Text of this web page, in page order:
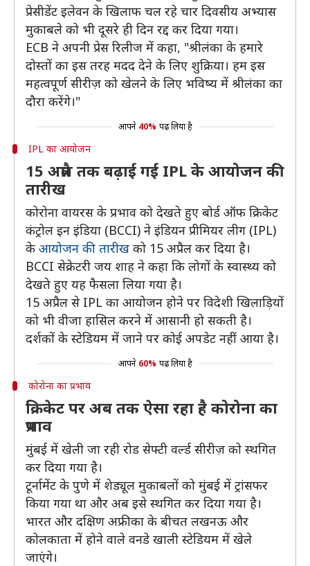
प्रेसीडेंट इलेवन के खिलाफ चल रहे चार दिवसीय अभ्यास
मुकाबले को भी दूसरे ही दिन रद्द कर दिया गया।
ECB ने अपनी प्रेस रिलीज में कहा, "श्रीलंका के हमारे
दोस्तों का इस तरह मदद देने के लिए शुक्रिया। हम इस
महत्वपूर्ण सीरीज़ को खेलने के लिए भविष्य में श्रीलंका का
दौरा करेंगे।"
आपने 40% पढ़ लिया है
IPL का आयोजन
15 अप्रैल तक बढ़ाई गई IPL के आयोजन की
तारीख
कोरोना वायरस के प्रभाव को देखते हुए बोर्ड ऑफ क्रिकेट
कंट्रोल इन इंडिया (BCCI) ने इंडियन प्रीमियर लीग (IPL)
के आयोजन की तारीख को 15 अप्रैल कर दिया है।
BCCI सेक्रेटरी जय शाह ने कहा कि लोगों के स्वास्थ्य को
देखते हुए यह फैसला लिया गया है।
15 अप्रैल से IPL का आयोजन होने पर विदेशी खिलाड़ियों
को भी वीजा हासिल करने में आसानी हो सकती है।
दर्शकों के स्टेडियम में जाने पर कोई अपडेट नहीं आया है।
आपने 60% पढ़ लिया है
कोरोना का प्रभाव
क्रिकेट पर अब तक ऐसा रहा है कोरोना का
प्रभाव
मुंबई में खेली जा रही रोड सेफ्टी वर्ल्ड सीरीज़ को स्थगित
कर दिया गया है।
टूर्नामेंट के पुणे में शेड्यूल मुकाबलों को मुंबई में ट्रांसफर
किया गया था और अब इसे स्थगित कर दिया गया है।
भारत और दक्षिण अफ्रीका के बीचत लखनऊ और
कोलकाता में होने वाले वनडे खाली स्टेडियम में खेले
जाएंगे।